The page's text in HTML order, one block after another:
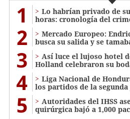
1
Lo habrían privado de
horas: cronología del
2
Mercado Europeo:
busca su salida y se
3
Así luce el lujoso hotel
Holland celebraron su
4
Liga Nacional de
los partidos de la
5
Autoridades del IHSS
quirúrgica bajó a 1,000